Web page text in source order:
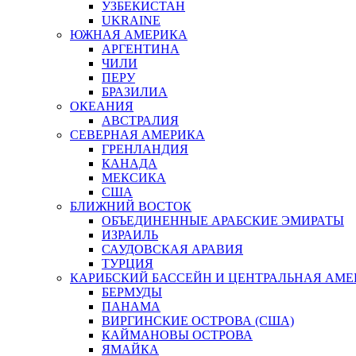
УЗБЕКИСТАН
UKRAINE
ЮЖНАЯ АМЕРИКА
АРГЕНТИНА
ЧИЛИ
ПЕРУ
БРАЗИЛИА
ОКЕАНИЯ
АВСТРАЛИЯ
СЕВЕРНАЯ АМЕРИКА
ГРЕНЛАНДИЯ
КАНАДА
МЕКСИКА
США
БЛИЖНИЙ ВОСТОК
ОБЪЕДИНЕННЫЕ АРАБСКИЕ ЭМИРАТЫ
ИЗРАИЛЬ
САУДОВСКАЯ АРАВИЯ
ТУРЦИЯ
КАРИБСКИЙ БАССЕЙН И ЦЕНТРАЛЬНАЯ
БЕРМУДЫ
ПАНАМА
ВИРГИНСКИЕ ОСТРОВА (США)
КАЙМАНОВЫ ОСТРОВА
ЯМАЙКА